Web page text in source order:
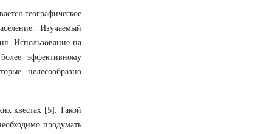
географическое
Изучаемый
Использование на
эффективному
целесообразно
квестах [5]. Такой
продумать